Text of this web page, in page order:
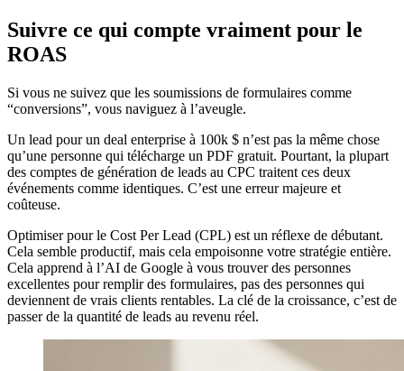
Suivre ce qui compte vraiment pour le
ROAS
Si vous ne suivez que les soumissions de formulaires comme
“conversions”, vous naviguez à l’aveugle.
Un lead pour un deal enterprise à 100k $ n’est pas la même chose
qu’une personne qui télécharge un PDF gratuit. Pourtant, la plupart
des comptes de génération de leads au CPC traitent ces deux
événements comme identiques. C’est une erreur majeure et
coûteuse.
Optimiser pour le Cost Per Lead (CPL) est un réflexe de débutant.
Cela semble productif, mais cela empoisonne votre stratégie entière.
Cela apprend à l’AI de Google à vous trouver des personnes
excellentes pour remplir des formulaires, pas des personnes qui
deviennent de vrais clients rentables. La clé de la croissance, c’est de
passer de la quantité de leads au revenu réel.